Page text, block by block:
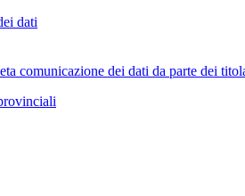
dati
comunicazione dei dati da parte dei